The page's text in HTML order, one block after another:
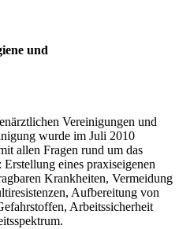
und
Vereinigungen und
wurde im Juli 2010
allen Fragen rund um das
eines praxiseigenen
Krankheiten, Vermeidung
Aufbereitung von
Arbeitssicherheit